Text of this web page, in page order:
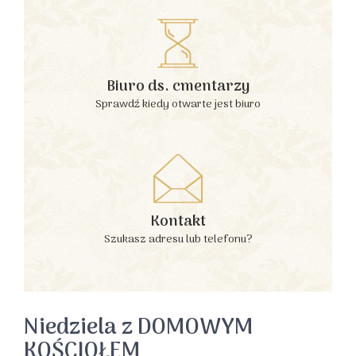
Biuro ds. cmentarzy
Sprawdź kiedy otwarte jest biuro
Kontakt
Szukasz adresu lub telefonu?
Niedziela z DOMOWYM